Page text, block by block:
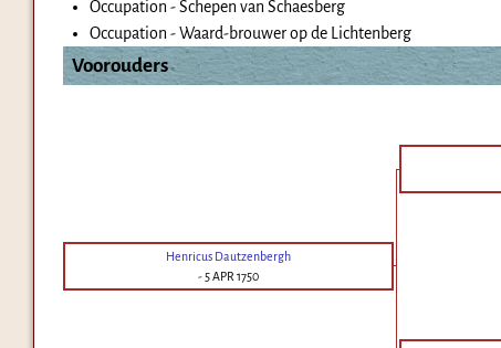
Occupation - Schepen van Schaesberg
Occupation - Waard-brouwer op de Lichtenberg
Voorouders
Henricus Dautzenbergh
-5 APR 1750